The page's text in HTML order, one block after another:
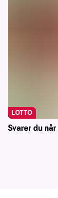
Svarer du
LOTTO